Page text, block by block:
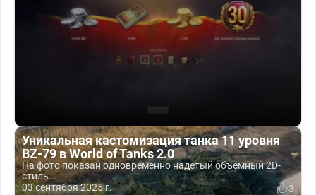
Уникальная кастомизация танка 11 уровня
BZ-79 в World of Tanks 2.0
На фото показан одновременно надетый объёмный 2D-
стиль...
03 сентября 2025 г.
3